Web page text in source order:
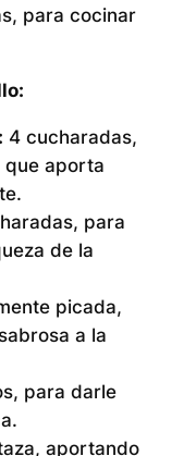
para cocinar
4 cucharadas,
que aporta
para
de la
picada,
a la
para darle
aportando